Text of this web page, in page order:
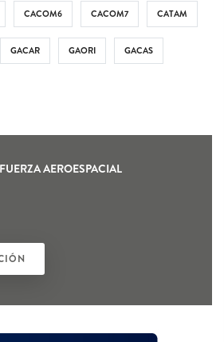
CACOM6 CACOM7 CATAM
GACAR GAORI GACAS
AEROESPACIAL